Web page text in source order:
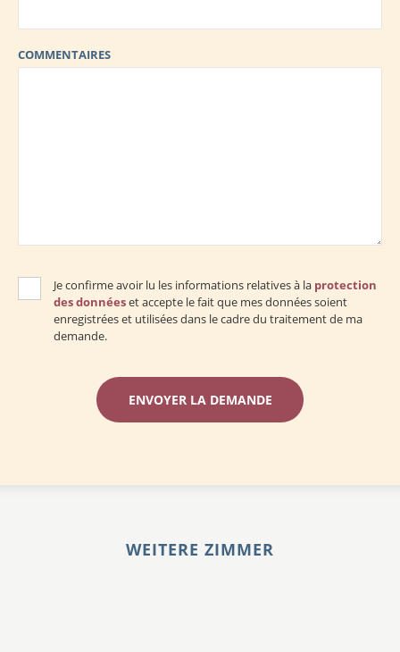
COMMENTAIRES
Je confirme avoir lu les informations relatives à la protection
des donnéeset accepte le fait que mes données soient
enregistrées et utilisées dans le cadre du traitement de ma
demande.
WEITERE ZIMMER